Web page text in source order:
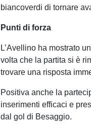
biancoverdi di tornare
Punti di forza
L’Avellino ha mostrato
volta che la partita si è
trovare una risposta
Positiva anche la
inserimenti efficaci e
dal gol di Besaggio.